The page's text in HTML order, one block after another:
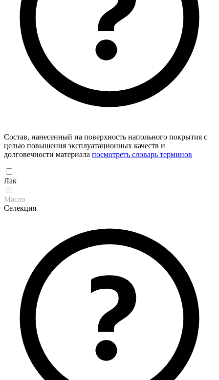
Состав, нанесенный на поверхность напольного покрытия с
целью повышения эксплуатационных качеств и
долговечности материала посмотреть словарь терминов
Лак
Масло
Селекция